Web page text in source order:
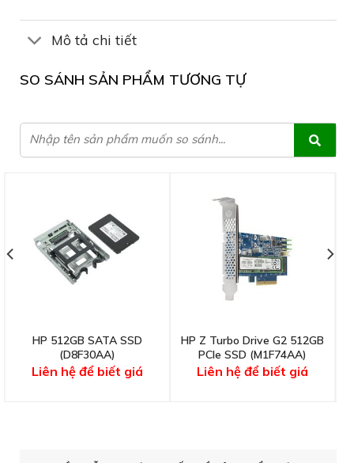
Mô tả chi tiết
SO SÁNH SẢN PHẨM TƯƠNG TỰ
HP 512GB SATA SSD
(D8F30AA)
Liên hệ để biết giá
HP Z Turbo Drive G2 512GB
PCIe SSD (M1F74AA)
Liên hệ để biết giá